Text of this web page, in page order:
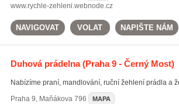
www.rychle-zehleni.webnode.cz
NAVIGOVAT VOLAT NAPIŠTE NÁM
Duhová prádelna(Praha 9 - Černý Most)
Nabízíme praní, mandlování, ruční žehlení prádla a
Praha 9, Maňákova 796 MAPA